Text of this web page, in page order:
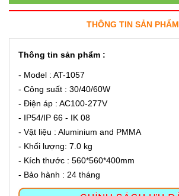
THÔNG TIN SẢN PHẨM
Thông tin sản phẩm :
- Model : AT-1057
- Công suất : 30/40/60W
- Điện áp : AC100-277V
- IP54/IP 66 - IK 08
- Vật liệu : Aluminium and PMMA
- Khối lượng: 7.0 kg
- Kích thước : 560*560*400mm
- Bảo hành : 24 tháng